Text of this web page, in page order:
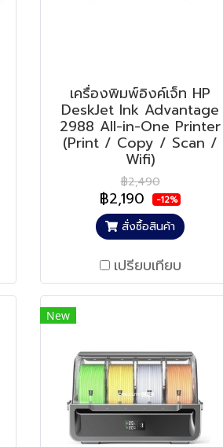
เครื่องพิมพ์อิงค์เจ็ท HP
DeskJet Ink Advantage
2988 All-in-One Printer
(Print / Copy / Scan /
Wifi)
฿2,490
฿2,190 -12%
สั่งซื้อสินค้า
เปรียบเทียบ
New